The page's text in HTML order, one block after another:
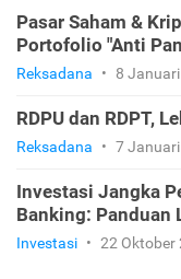
Pasar Saham &
Portofolio "Anti
Reksadana • 8
RDPU dan RDPT,
Reksadana • 7
Investasi Jangka
Banking: Panduan
Investasi • 22 Oktober